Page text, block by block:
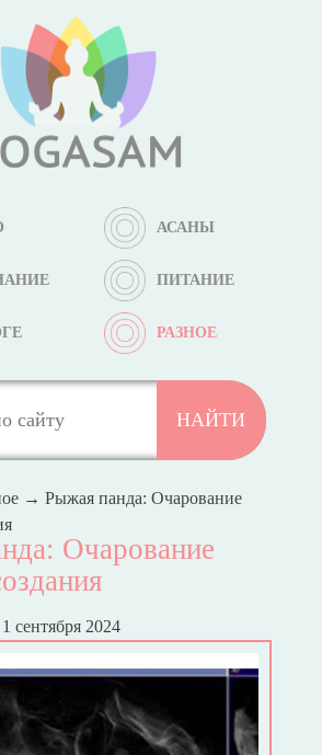
АСАНЫ
ПИТАНИЕ
РАЗНОЕ
→ Рыжая панда: Очарование
Очарование
сентября 2024